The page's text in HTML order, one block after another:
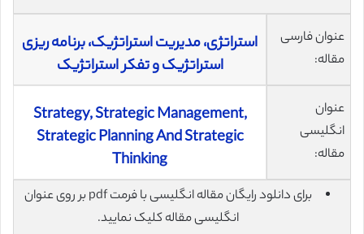
عنوان فارسی
مقاله:
استراتژی، مدیریت استراتژیک، برنامه ریزی
استراتژیک و تفکر استراتژیک
عنوان
انگلیسی
مقاله:
Strategy, Strategic Management,
Strategic Planning And Strategic
Thinking
برای دانلود رایگان مقاله انگلیسی با فرمت pdf بر روی عنوان
انگلیسی مقاله کلیک نمایید.